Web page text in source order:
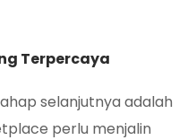
Terpercaya
selanjutnya adalah
perlu menjalin